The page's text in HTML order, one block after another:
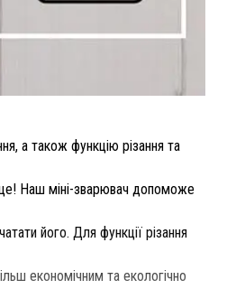
а також функцію різання та
це! Наш міні-зварювач допоможе
його. Для функції різання
економічним та екологічно